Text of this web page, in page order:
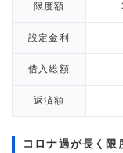
限度額
設定金利
借入総額
返済額
コロナ過が長く